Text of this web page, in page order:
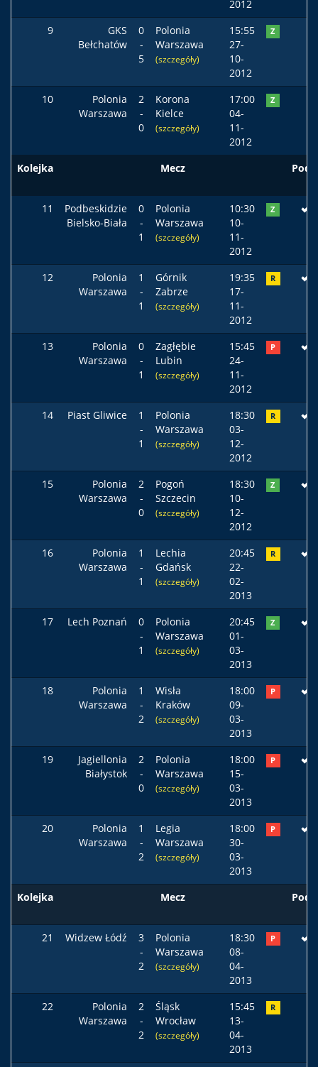
2012
9
GKS
Bełchatów
0
-
5
Polonia
Warszawa
(szczegóły)
15:55
27-
10-
2012
Z
10
Polonia
Warszawa
2
-
0
Korona
Kielce
(szczegóły)
17:00
04-
11-
2012
Z
Kolejka Mecz
11
Podbeskidzie
Bielsko-Biała
0
-
1
Polonia
Warszawa
(szczegóły)
10:30
10-
11-
2012
Z
12
Polonia
Warszawa
1
-
1
Górnik
Zabrze
(szczegóły)
19:35
17-
11-
2012
R
13
Polonia
Warszawa
0
-
1
Zagłębie
Lubin
(szczegóły)
15:45
24-
11-
2012
P
14 Piast Gliwice
1
-
1
Polonia
Warszawa
(szczegóły)
18:30
03-
12-
2012
R
15
Polonia
Warszawa
2
-
0
Pogoń
Szczecin
(szczegóły)
18:30
10-
12-
2012
Z
16
Polonia
Warszawa
1
-
1
Lechia
Gdańsk
(szczegóły)
20:45
22-
02-
2013
R
17 Lech Poznań
0
-
1
Polonia
Warszawa
(szczegóły)
20:45
01-
03-
2013
Z
18
Polonia
Warszawa
1
-
2
Wisła
Kraków
(szczegóły)
18:00
09-
03-
2013
P
19
Jagiellonia
Białystok
2
-
0
Polonia
Warszawa
(szczegóły)
18:00
15-
03-
2013
P
20
Polonia
Warszawa
1
-
2
Legia
Warszawa
(szczegóły)
18:00
30-
03-
2013
P
Kolejka Mecz
21 Widzew Łódź
3
-
2
Polonia
Warszawa
(szczegóły)
18:30
08-
04-
2013
P
22
Polonia
Warszawa
2
-
2
Śląsk
Wrocław
(szczegóły)
15:45
13-
04-
2013
R